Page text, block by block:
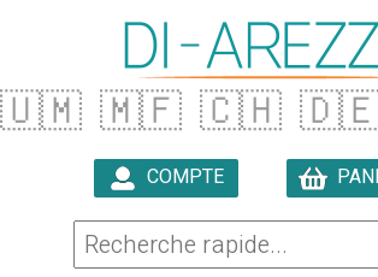
🇺🇲 🇲🇫 🇨🇭
COMPTE
8 ARTICLES TROUVÉS